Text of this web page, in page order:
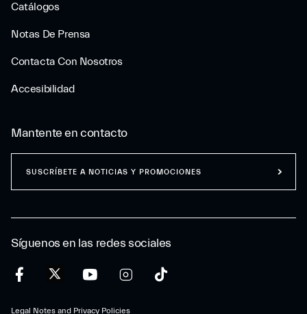
Catálogos
Notas De Prensa
Contacta Con Nosotros
Accesibilidad
Síguenos en las redes sociales
Legal Notes and Privacy Policies
Mantente en contacto
SUSCRÍBETE A NOTICIAS Y PROMOCIONES